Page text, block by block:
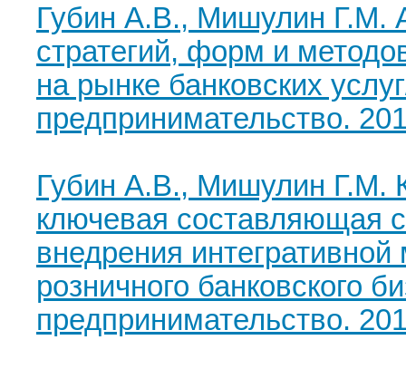
Губин А.В., Мишулин Г.М.
стратегий, форм и
на рынке банковских
предпринимательство.
Губин А.В., Мишулин Г.М.
ключевая составляющая
внедрения
розничного банковского
предпринимательство.